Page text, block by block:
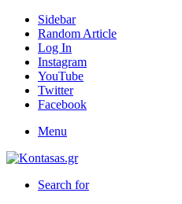
Sidebar
Random Article
Log In
Instagram
YouTube
Twitter
Facebook
Menu
Search for